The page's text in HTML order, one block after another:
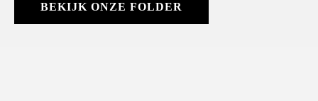
BEKIJK ONZE FOLDER